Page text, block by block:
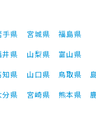
手県 宮城県
福島県
井県 山梨県
富山県
知県 山口県 鳥取県
分県 宮崎県 熊本県